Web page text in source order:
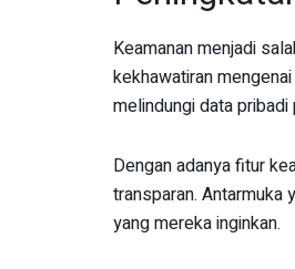
Keamanan menjadi
kekhawatiran
melindungi data
Dengan adanya fitur
transparan. Antarmuka
yang mereka inginkan.